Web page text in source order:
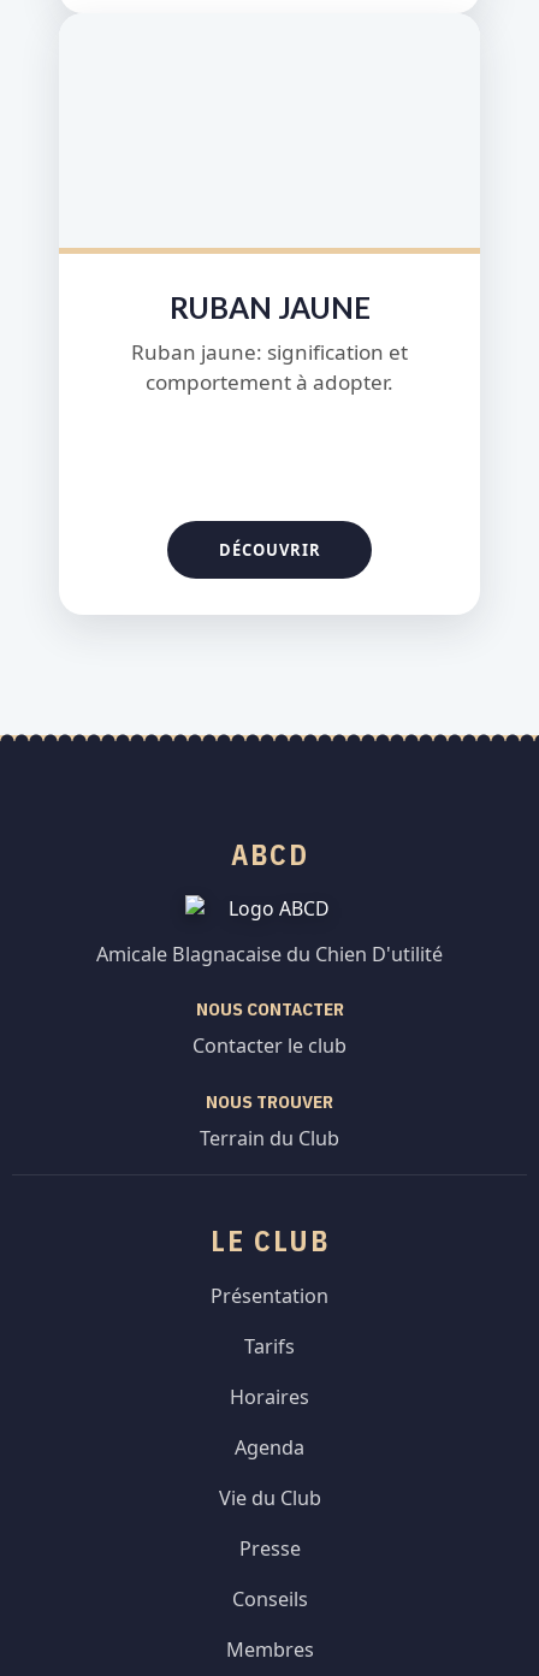
RUBAN JAUNE
Ruban jaune: signification et
comportement à adopter.
ABCD
Amicale Blagnacaise du Chien D'utilité
NOUS CONTACTER
Contacter le club
NOUS TROUVER
Terrain du Club
LE CLUB
Présentation
Tarifs
Horaires
Agenda
Vie du Club
Presse
Conseils
Membres